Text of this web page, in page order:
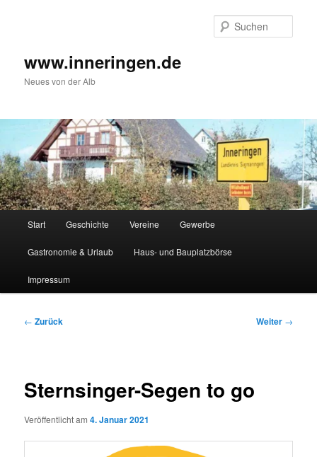
www.inneringen.de
Neues von der Alb
Start Geschichte Vereine Gewerbe
Gastronomie & Urlaub Haus- und Bauplatzbörse
Impressum
Beitragsnavigation
← Zurück Weiter →
Sternsinger-Segen to go
Veröffentlicht am4. Januar 2021